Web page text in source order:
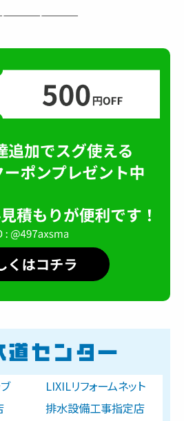
LIXILリフォームネット
排水設備工事指定店